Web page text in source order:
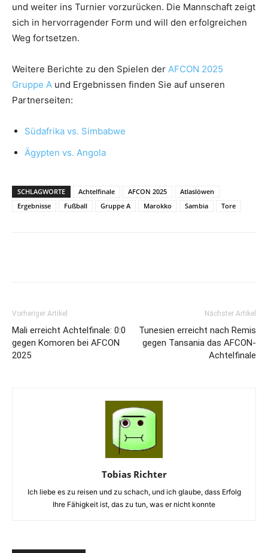
und weiter ins Turnier vorzurücken. Die Mannschaft zeigt
sich in hervorragender Form und will den erfolgreichen
Weg fortsetzen.
Weitere Berichte zu den Spielen der AFCON 2025
Gruppe A und Ergebnissen finden Sie auf unseren
Partnerseiten:
Südafrika vs. Simbabwe
Ägypten vs. Angola
SCHLAGWORTE Achtelfinale AFCON 2025
Atlaslöwen
Ergebnisse
Fußball Gruppe A Marokko Sambia Tore
Vorheriger Artikel
Mali erreicht Achtelfinale: 0:0
gegen Komoren bei AFCON
2025
Nächster Artikel
Tunesien erreicht nach Remis
gegen Tansania das AFCON-
Achtelfinale
Tobias Richter
Ich liebe es zu reisen und zu schach, und ich glaube, dass Erfolg
Ihre Fähigkeit ist, das zu tun, was er nicht konnte